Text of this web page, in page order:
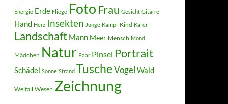
Energie Erde Fliege Foto Frau Gesicht Gitarre
Hand Herz Insekten Junge Kampf Kind Käfer
Landschaft Mann Meer Mensch Mond
Mädchen Natur Paar Pinsel Portrait
Schädel Sonne Strand TuscheVogel Wald
Weltall Wesen Zeichnung